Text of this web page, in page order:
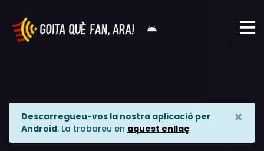
Descarregueu-vos la nostra aplicació per
Android. La trobareu en aquest enllaç
×